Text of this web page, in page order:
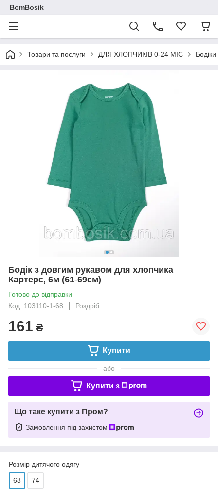
BomBosik
Товари та послуги ДЛЯ ХЛОПЧИКІВ 0-24 МІС Бодіки
Бодік з довгим рукавом для хлопчика
Картерс, 6м (61-69см)
Готово до відправки
Код: 103110-1-68
Роздріб
161 ₴
Купити
або
Купити з
Що таке купити з Пром?
Замовлення під захистом
Розмір дитячого одягу
68 74